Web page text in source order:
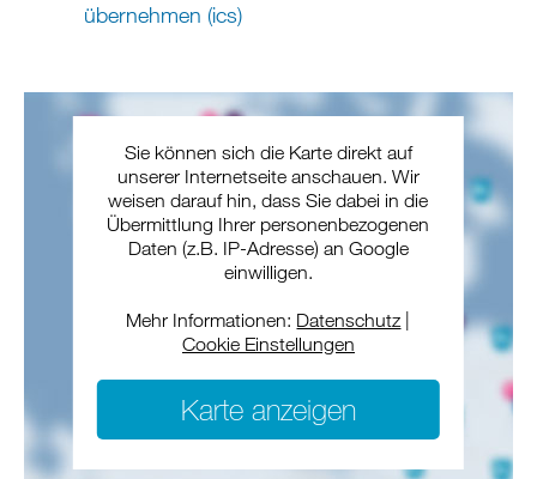
übernehmen (ics)
Sie können sich die Karte direkt auf
unserer Internetseite anschauen. Wir
weisen darauf hin, dass Sie dabei in die
Übermittlung Ihrer personenbezogenen
Daten (z.B. IP-Adresse) an Google
einwilligen.
Mehr Informationen: Datenschutz
Cookie Einstellungen
Karte anzeigen